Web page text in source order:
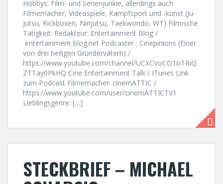
Hobbys: Film- und Serienjunkie, allerdings auch
Filmemacher, Videospiele, Kampfsport und -kunst (Ju-
Jutsu, Kickboxen, Ninjutsu, Taekwondo, WT) Filmische
Tätigkeit: Redakteur: Entertainment Blog /
entertainment-blog.net Podcaster : Cinepinions (Einer
von drei heiligen Gründervätern) /
https://www.youtube.com/channel/UCXCVoCO1oTRiQ
ZTTay0PkHQ Cine Entertainment Talk / ITunes Link
zum Podcast Filmemacher: cinemATTIC /
https://www.youtube.com/user/cinemATTICTV1
Lieblingsgenre: […]
STECKBRIEF – MICHAEL